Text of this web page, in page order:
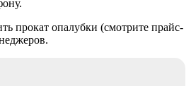
прокат опалубки (смотрите прайс-